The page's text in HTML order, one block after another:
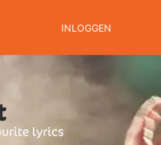
INLOGGEN